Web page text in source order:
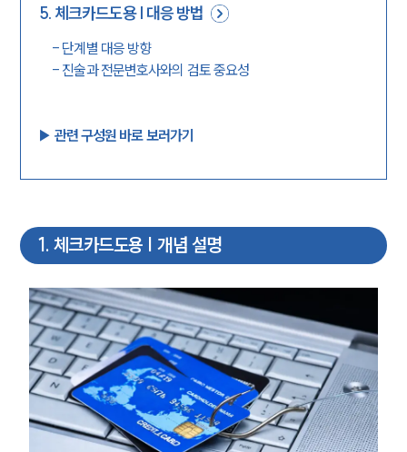
5. 체크카드도용 | 대응 방법
- 단계별 대응 방향
- 진술과 전문변호사와의 검토 중요성
▶︎ 관련 구성원 바로 보러가기
1 . 체크카드도용 | 개념 설명